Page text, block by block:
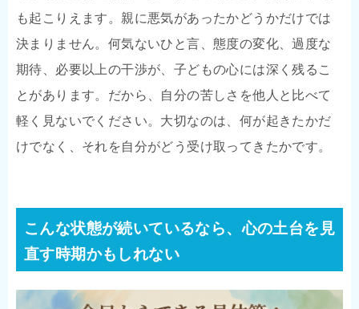
も起こりえます。親に悪気があったかどうかだけでは
決まりません。何気ないひと言、態度の変化、過度な
期待、必要以上の干渉が、子どもの心には深く残るこ
とがあります。だから、自分の苦しさを他人と比べて
軽く見ないでください。大切なのは、何が起きたかだ
けでなく、それを自分がどう受け取ってきたかです。
こんな状態が続いているなら、心の土台を見
直す時期かもしれない